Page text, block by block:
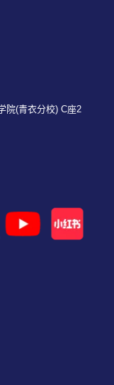
院(青衣分校) C座2